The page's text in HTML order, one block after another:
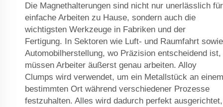
Die Magnethalterungen sind nicht nur unerlässlich für
einfache Arbeiten zu Hause, sondern auch die
wichtigsten Werkzeuge in Fabriken und der
Fertigung. In Sektoren wie Luft- und Raumfahrt sowie
Automobilherstellung, wo Präzision entscheidend ist,
müssen Arbeiter äußerst genau arbeiten. Alloy
Clumps wird verwendet, um ein Metallstück an einem
bestimmten Ort während verschiedener Prozesse
festzuhalten. Alles wird dadurch perfekt ausgerichtet,